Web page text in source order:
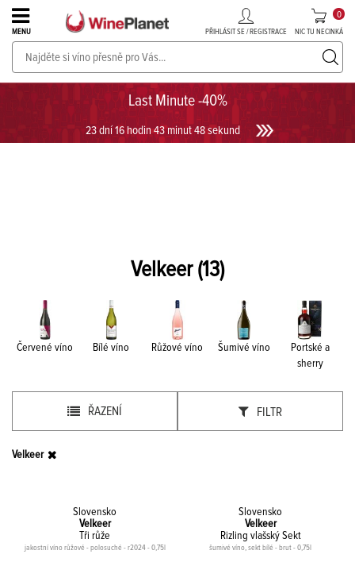
Last Minute -40%
23 dní 16 hodin 43 minut 48 sekund
MENU PŘIHLÁSIT SE / REGISTRACE NIC TU NECINKÁ
0
PROSECCO v akci až do -30%!UKÁZAT PROSECCO
Velkeer(13)
Červené víno Bílé víno Růžové víno Šumivé víno
Portské a
sherry
ŘAZENÍ FILTR
Velkeer
Slovensko
Velkeer
Tři růže
jakostní víno růžové - polosuché - r2024 - 0,75l
Slovensko
Velkeer
Rizling vlašský Sekt
šumivé víno, sekt bílé - brut - 0,75l